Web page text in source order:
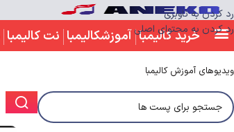
رد کردن به ناوبری
رد کردن به محتوای اصلی
خرید کالیمبا آموزشکالیمبا نت کالیمبا
ویدیوهای آموزش کالیمبا